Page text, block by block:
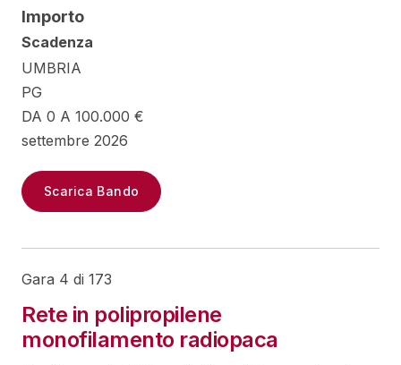
Importo
Scadenza
UMBRIA
PG
DA 0 A 100.000 €
settembre 2026
Scarica Bando
Gara 4 di 173
Rete in polipropilene
monofilamento radiopaca